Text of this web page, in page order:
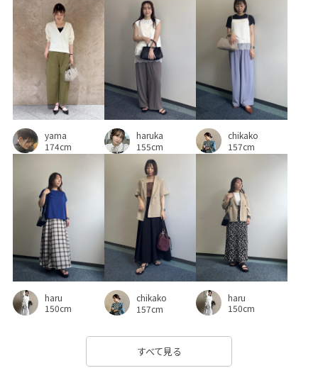
優秀アイテム 光沢感 冷んやり 取り外し可能
履きやすい 形がかわいい 抜け感
接触冷感 柔らかい風合い 機能素材 清涼感
落ち感 薄手 軽くて柔らかい
長さ調節可能 長財布 靴
yama
174cm
haruka
155cm
chikako
157cm
haru
150cm
chikako
157cm
haru
150cm
すべて見る